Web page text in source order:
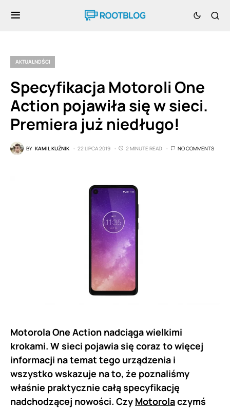
AKTUALNOŚCI
Specyfikacja Motoroli One
Action pojawiła się w sieci.
Premiera już niedługo!
BY KAMIL KUŹNIK 22 LIPCA 2019 2 MINUTE READ NO COMMENTS
Motorola One Action nadciąga wielkimi
krokami. W sieci pojawia się coraz to więcej
informacji na temat tego urządzenia i
wszystko wskazuje na to, że poznaliśmy
właśnie praktycznie całą specyfikację
nadchodzącej nowości. Czy Motorolaczymś